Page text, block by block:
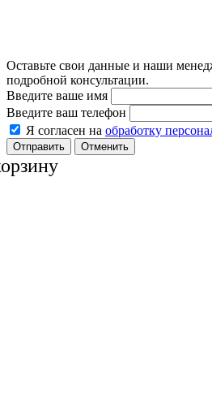
Оставьте свои данные и наши
подробной консультации.
Введите ваше имя
Введите ваш телефон
Я согласен на обработку
Отменить